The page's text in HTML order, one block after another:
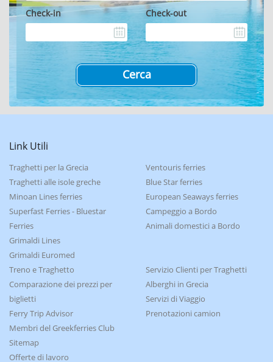
Check-in Check-out
Link Utili
Traghetti per la Grecia
Traghetti alle isole greche
Minoan Lines ferries
Superfast Ferries - Bluestar
Ferries
Grimaldi Lines
Grimaldi Euromed
Ventouris ferries
Blue Star ferries
European Seaways ferries
Campeggio a Bordo
Animali domestici a Bordo
Treno e Traghetto
Comparazione dei prezzi per
biglietti
Ferry Trip Advisor
Membri del Greekferries Club
Sitemap
Offerte di lavoro
Servizio Clienti per Traghetti
Alberghi in Grecia
Servizi di Viaggio
Prenotazioni camion